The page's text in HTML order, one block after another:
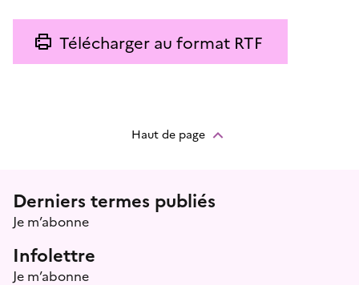
Télécharger au format RTF
Haut de page
Menu prefooter
Derniers termes publiés
Je m’abonne
Infolettre
Je m’abonne